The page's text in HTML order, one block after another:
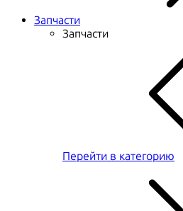
Запчасти
Запчасти
Перейти в категорию